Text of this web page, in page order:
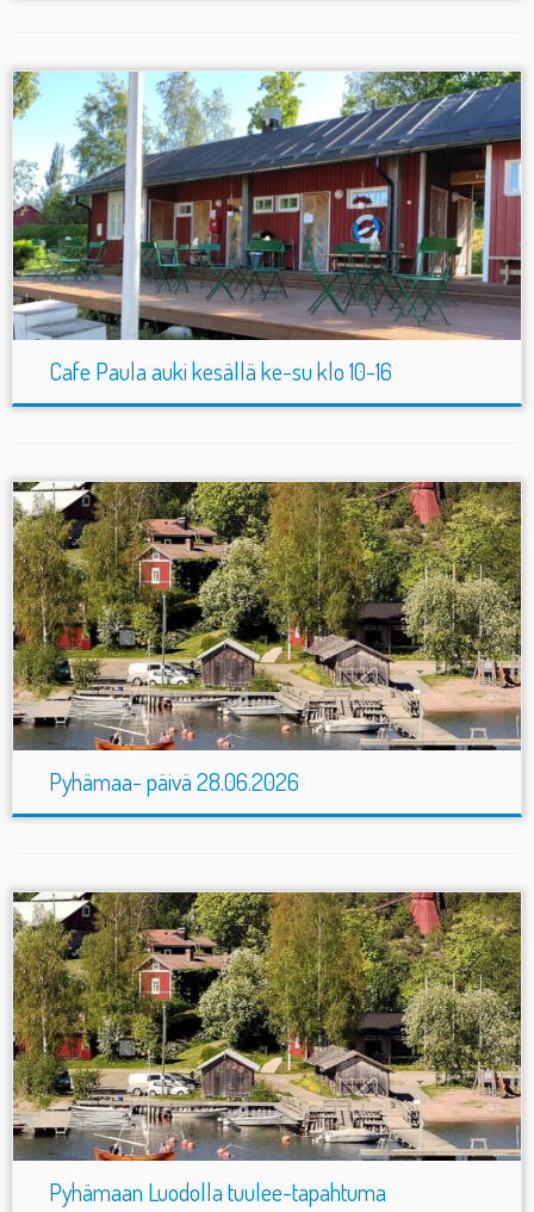
Cafe Paula auki kesällä ke-su klo 10-16
Pyhämaa- päivä 28.06.2026
Pyhämaan Luodolla tuulee-tapahtuma